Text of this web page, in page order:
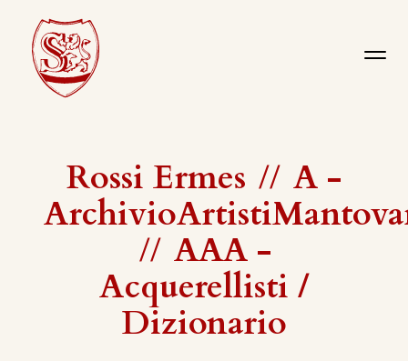
Rossi Ermes // A -
// AAA -
Acquerellisti /
Dizionario